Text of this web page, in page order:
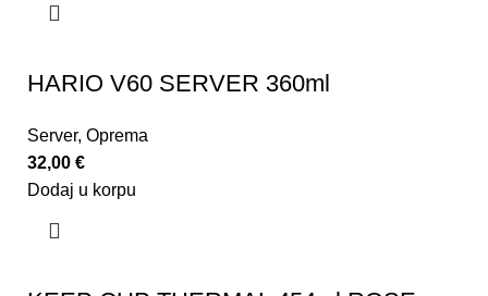
HARIO V60 SERVER 360ml
Server, Oprema
32,00 €
Dodaj u korpu